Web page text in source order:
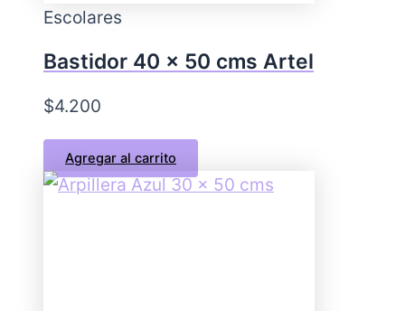
Escolares
Bastidor 40 x 50 cms Artel
$4.200
Agregar al carrito